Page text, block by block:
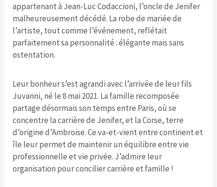
appartenant à Jean-Luc Codaccioni, l’oncle de Jenifer
malheureusement décédé. La robe de mariée de
l’artiste, tout comme l’événement, reflétait
parfaitement sa personnalité : élégante mais sans
ostentation.
Leur bonheur s’est agrandi avec l’arrivée de leur fils
Juvanni, né le 8 mai 2021. La famille recomposée
partage désormais son temps entre Paris, où se
concentre la carrière de Jenifer, et la Corse, terre
d’origine d’Ambroise. Ce va-et-vient entre continent et
île leur permet de maintenir un équilibre entre vie
professionnelle et vie privée. J’admire leur
organisation pour concilier carrière et famille !